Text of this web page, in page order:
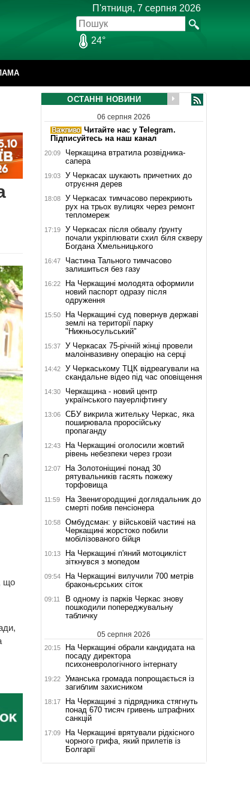
П'ятниця, 7 серпня 2026
24°
що
ОСТАННІ НОВИНИ
06 серпня 2026
Читайте нас у Telegram.
Підписуйтесь на наш канал
20:09
Черкащина втратила розвідника-
сапера
19:03
У Черкасах шукають причетних до
отруєння дерев
18:08
У Черкасах тимчасово перекриють
рух на трьох вулицях через ремонт
тепломереж
17:19
У Черкасах після обвалу ґрунту
почали укріплювати схил біля скверу
Богдана Хмельницького
16:47
Частина Тального тимчасово
залишиться без газу
16:22
На Черкащині молодята оформили
новий паспорт одразу після
одруження
15:50
На Черкащині суд повернув державі
землі на території парку
"Нижньосульський"
15:37
У Черкасах 75-річній жінці провели
малоінвазивну операцію на серці
14:42
У Черкаському ТЦК відреагували на
скандальне відео під час оповіщення
14:30
Черкащина - новий центр
українського пауерліфтингу
13:06
СБУ викрила жительку Черкас, яка
поширювала проросійську
пропаганду
12:43
На Черкащині оголосили жовтий
рівень небезпеки через грози
12:07
На Золотоніщині понад 30
рятувальників гасять пожежу
торфовища
11:59
На Звенигородщині доглядальник до
смерті побив пенсіонера
10:58
Омбудсман: у військовій частині на
Черкащині жорстоко побили
мобілізованого бійця
10:13
На Черкащині п'яний мотоцикліст
зіткнувся з мопедом
09:54
На Черкащині вилучили 700 метрів
браконьєрських сіток
09:11
В одному із парків Черкас знову
пошкодили попереджувальну
табличку
05 серпня 2026
20:15
На Черкащині обрали кандидата на
посаду директора
психоневрологічного інтернату
19:22
Уманська громада попрощається із
загиблим захисником
18:17
На Черкащині з підрядника стягнуть
понад 670 тисяч гривень штрафних
санкцій
17:09
На Черкащині врятували рідкісного
чорного грифа, який прилетів із
Болгарії